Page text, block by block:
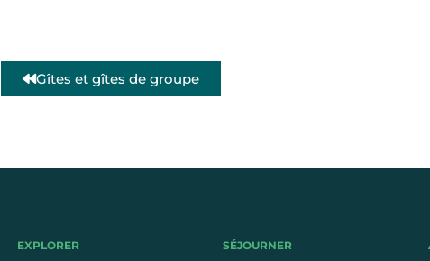
Gîtes et gîtes de groupe
EXPLORER SÉJOURNER